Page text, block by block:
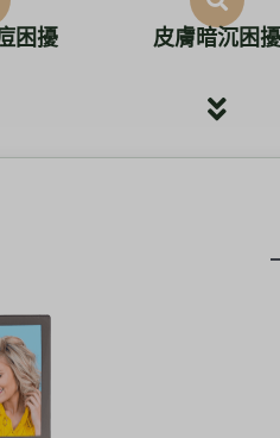
困擾 皮膚暗沉困擾